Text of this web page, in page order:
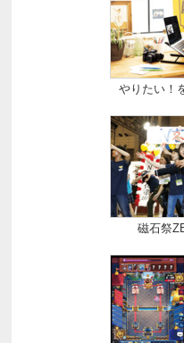
やりたい！
磁石祭